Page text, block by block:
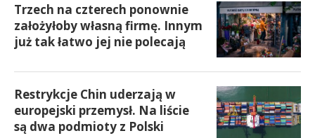
Trzech na czterech ponownie
założyłoby własną firmę. Innym
już tak łatwo jej nie polecają
Restrykcje Chin uderzają w
europejski przemysł. Na liście
są dwa podmioty z Polski